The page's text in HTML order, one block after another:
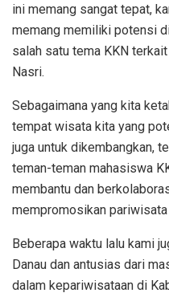
ini memang sangat tepat,
memang memiliki potensi
salah satu tema KKN
Nasri.
Sebagaimana yang kita
tempat wisata kita yang
juga untuk dikembangkan,
teman-teman mahasiswa
membantu dan
mempromosikan
Beberapa waktu lalu kami
Danau dan antusias dari
dalam kepariwisataan di